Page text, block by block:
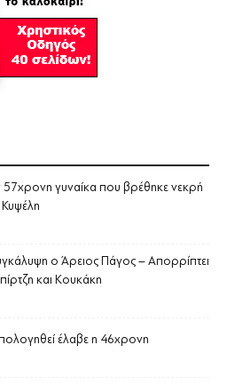
57χρονη γυναίκα που βρέθηκε νεκρή
Κυψέλη
ο Άρειος Πάγος – Απορρίπτει
και Κουκάκη
έλαβε η 46χρονη